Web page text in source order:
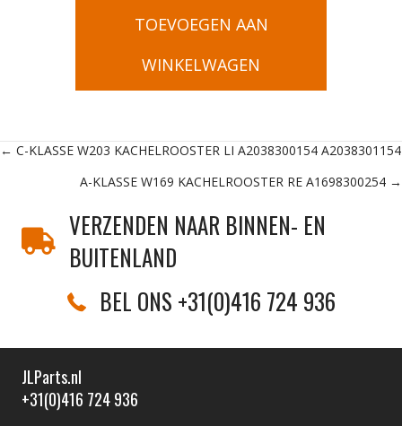
TOEVOEGEN AAN
WINKELWAGEN
Posts
navigation
← C-KLASSE W203 KACHELROOSTER LI A2038300154 A2038301154
A-KLASSE W169 KACHELROOSTER RE A1698300254 →
VERZENDEN NAAR BINNEN- EN
BUITENLAND
BEL ONS +31(0)416 724 936
JLParts.nl
+31(0)416 724 936